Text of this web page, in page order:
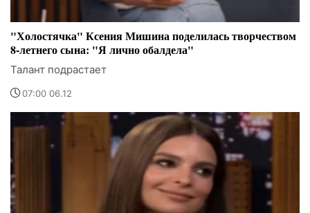
"Холостячка" Ксения Мишина поделилась творчеством
8-летнего сына: "Я лично обалдела"
Талант подрастает
07:00 06.12